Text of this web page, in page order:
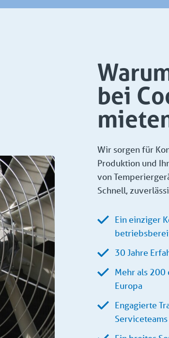
bei
Wir sorgen für
Produktion und
von
Schnell,
Ein einziger
30 Jahre
Mehr als 200
Europa
Engagierte